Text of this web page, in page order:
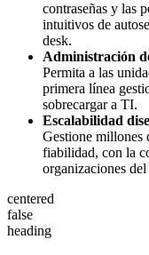
contraseñas y las
intuitivos de
desk.
Administración
Permita a las
primera línea
sobrecargar a TI.
Escalabilidad
Gestione millones
fiabilidad, con la
organizaciones
centered
false
heading